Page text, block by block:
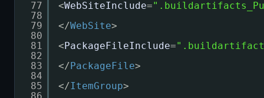
77
78
79
80
81
82
83
84
85
<WebSiteInclude=
</WebSite>
<PackageFileInclude=
</PackageFile>
</ItemGroup>